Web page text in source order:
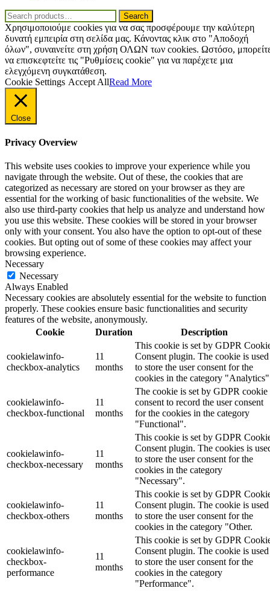
Search
for:
Search
Χρησιμοποιούμε cookies για να σας προσφέρουμε την καλύτερη
δυνατή εμπειρία στη σελίδα μας. Κάνοντας κλικ στο "Αποδοχή
όλων", συναινείτε στη χρήση ΟΛΩΝ των cookies. Ωστόσο,
να επισκεφτείτε τις "Ρυθμίσεις cookie" για να παρέχετε μια
ελεγχόμενη συγκατάθεση.
Cookie Settings Accept AllRead More
Close
Privacy Overview
This website uses cookies to improve your experience while you
navigate through the website. Out of these, the cookies that are
categorized as necessary are stored on your browser as they are
essential for the working of basic functionalities of the website. We
also use third-party cookies that help us analyze and understand how
you use this website. These cookies will be stored in your browser
only with your consent. You also have the option to opt-out of these
cookies. But opting out of some of these cookies may affect your
browsing experience.
Necessary
Necessary
Always Enabled
Necessary cookies are absolutely essential for the website to function
properly. These cookies ensure basic functionalities and security
features of the website, anonymously.
Cookie
Duration Description
cookielawinfo-
checkbox-analytics
11
months
This cookie is set by GDPR
Consent plugin. The cookie is used
to store the user consent for the
cookies in the category
cookielawinfo-
checkbox-functional
11
months
The cookie is set by GDPR cookie
consent to record the user consent
for the cookies in the category
"Functional".
cookielawinfo-
checkbox-necessary
11
months
This cookie is set by GDPR
Consent plugin. The cookies is
to store the user consent for the
cookies in the category
"Necessary".
cookielawinfo-
checkbox-others
11
months
This cookie is set by GDPR
Consent plugin. The cookie is used
to store the user consent for the
cookies in the category "Other.
cookielawinfo-
checkbox-
performance
11
months
This cookie is set by GDPR
Consent plugin. The cookie is used
to store the user consent for the
cookies in the category
"Performance".